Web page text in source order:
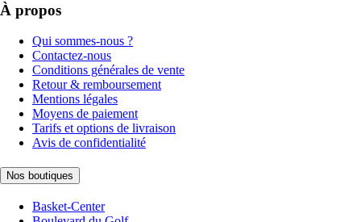
À propos
Qui sommes-nous ?
Contactez-nous
Conditions générales de vente
Retour & remboursement
Mentions légales
Moyens de paiement
Tarifs et options de livraison
Avis de confidentialité
Nos boutiques
Basket-Center